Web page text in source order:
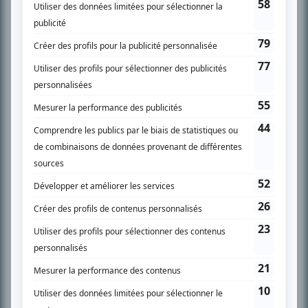
SUR LE RÉSEAU BIZZ MÉDIA
PLAN DU SITE
Accueil
Nous contacter
Politique de confidentialité
Gestion du consentement